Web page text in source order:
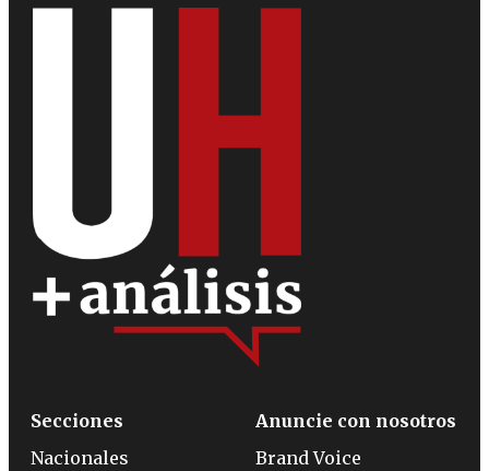
Secciones
Nacionales
Anuncie con nosotros
Brand Voice